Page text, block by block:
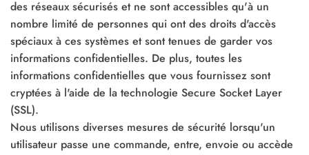
des réseaux sécurisés et ne sont accessibles qu'à un
nombre limité de personnes qui ont des droits d'accès
spéciaux à ces systèmes et sont tenues de garder vos
informations confidentielles. De plus, toutes les
informations confidentielles que vous fournissez sont
cryptées à l'aide de la technologie Secure Socket Layer
(SSL).
Nous utilisons diverses mesures de sécurité lorsqu'un
utilisateur passe une commande, entre, envoie ou accède